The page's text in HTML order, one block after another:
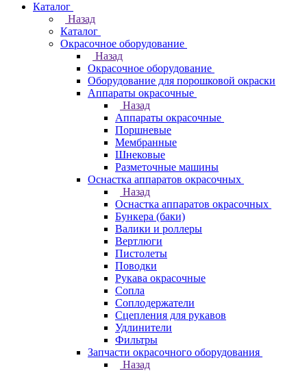
Каталог
Назад
Каталог
Окрасочное оборудование
Назад
Окрасочное оборудование
Оборудование для порошковой окраски
Аппараты окрасочные
Назад
Аппараты окрасочные
Поршневые
Мембранные
Шнековые
Разметочные машины
Оснастка аппаратов окрасочных
Назад
Оснастка аппаратов окрасочных
Бункера (баки)
Валики и роллеры
Вертлюги
Пистолеты
Поводки
Рукава окрасочные
Сопла
Соплодержатели
Сцепления для рукавов
Удлинители
Фильтры
Запчасти окрасочного оборудования
Назад